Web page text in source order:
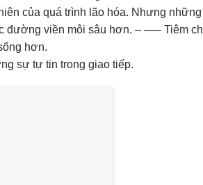
của quá trình lão hóa. Nhưng
đường viền môi sâu hơn. – —– Tiêm
hơn.
sự tự tin trong giao tiếp.